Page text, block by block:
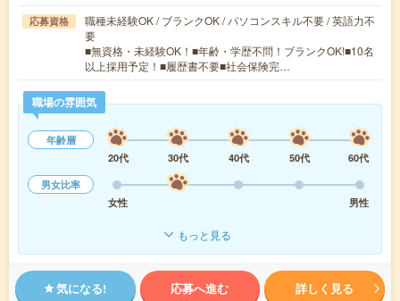
応募資格
職種未経験OK / ブランクOK / パソコンスキル不要 / 英語力不
要
■無資格・未経験OK！■年齢・学歴不問！ブランクOK!■10名
以上採用予定！■履歴書不要■社会保険完…
職場の雰囲気
年齢層
20代
30代 40代 50代
60代
男女比率
女性
男性
もっと見る
気になる! 応募へ進む 詳しく見る